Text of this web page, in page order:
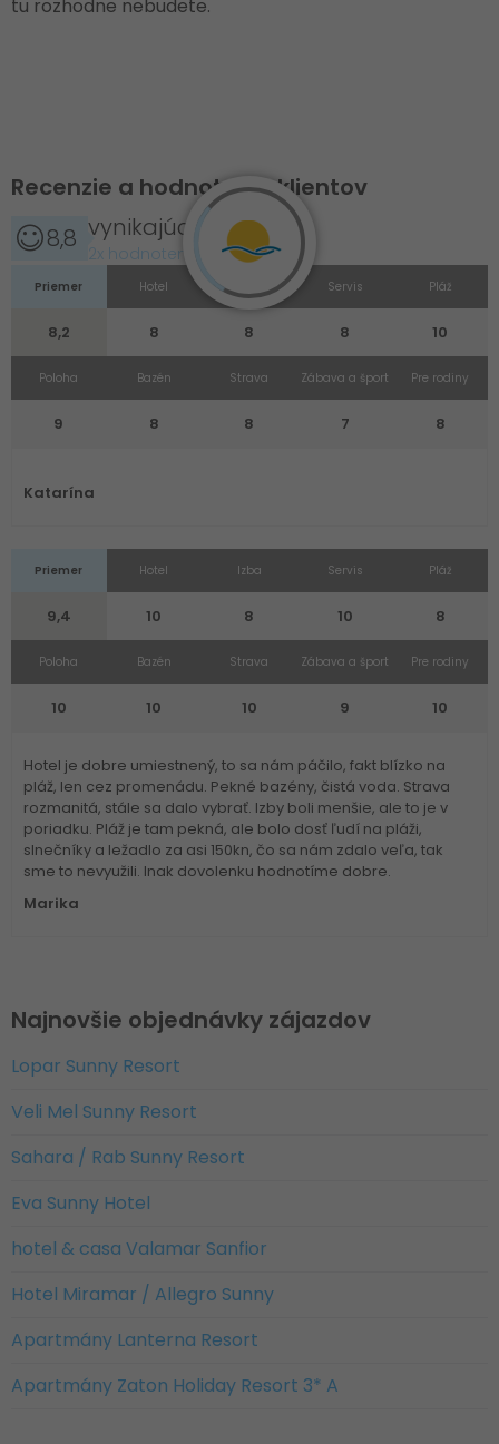
tu rozhodne nebudete.
Recenzie a hodnotenie klientov
8,8 vynikajúce
2x hodnotené
Priemer
8,2
Hotel
8 8
Servis
8
Pláž
10
Poloha
9
Bazén
8
Strava
8
Zábava a šport
7
Pre rodiny
8
Katarína
Priemer
9,4
Hotel
10
Izba
8
Servis
10
Pláž
8
Poloha
10
Bazén
10
Strava
10
Zábava a šport
9
Pre rodiny
10
Hotel je dobre umiestnený, to sa nám páčilo, fakt blízko na
pláž, len cez promenádu. Pekné bazény, čistá voda. Strava
rozmanitá, stále sa dalo vybrať. Izby boli menšie, ale to je v
poriadku. Pláž je tam pekná, ale bolo dosť ľudí na pláži,
slnečníky a ležadlo za asi 150kn, čo sa nám zdalo veľa, tak
sme to nevyužili. Inak dovolenku hodnotíme dobre.
Marika
Najnovšie objednávky zájazdov
Lopar Sunny Resort
Veli Mel Sunny Resort
Sahara / Rab Sunny Resort
Eva Sunny Hotel
hotel & casa Valamar Sanfior
Hotel Miramar / Allegro Sunny
Apartmány Lanterna Resort
Apartmány Zaton Holiday Resort 3* A